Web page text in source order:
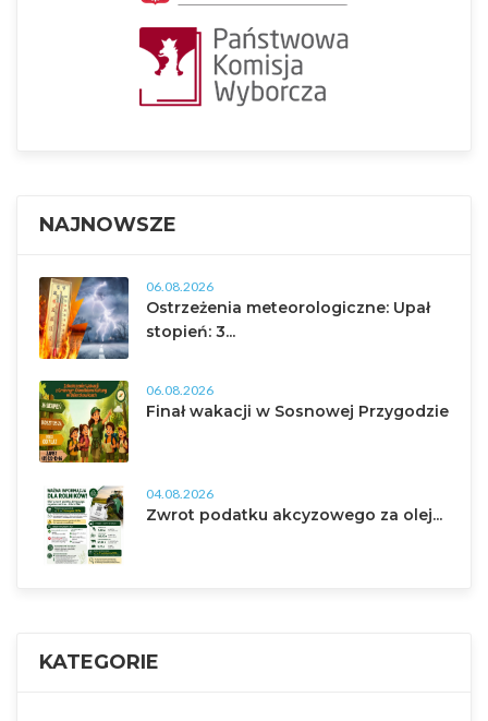
NAJNOWSZE
06.08.2026
Ostrzeżenia meteorologiczne: Upał
stopień: 3...
06.08.2026
Finał wakacji w Sosnowej Przygodzie
04.08.2026
Zwrot podatku akcyzowego za olej...
KATEGORIE